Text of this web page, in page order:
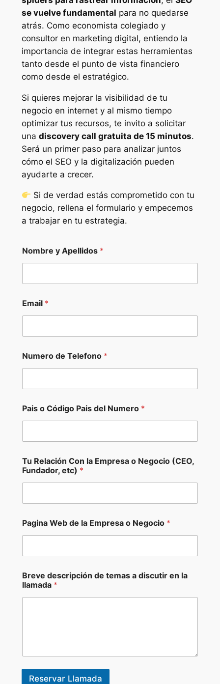
se vuelve fundamental para no quedarse
atrás. Como economista colegiado y
consultor en marketing digital, entiendo la
importancia de integrar estas herramientas
tanto desde el punto de vista financiero
como desde el estratégico.
Si quieres mejorar la visibilidad de tu
negocio en internet y al mismo tiempo
optimizar tus recursos, te invito a solicitar
una discovery call gratuita de 15 minutos.
Será un primer paso para analizar juntos
cómo el SEO y la digitalización pueden
ayudarte a crecer.
Si de verdad estás comprometido con tu
negocio, rellena el formulario y empecemos
a trabajar en tu estrategia.
e
b
N
m
b
r
Nombre y Apellidos *
Email *
Numero de Telefono *
Pais o Código Pais del Numero *
Tu Relación Con la Empresa o Negocio (CEO,
Fundador, etc) *
Pagina Web de la Empresa o Negocio *
Breve descripción de temas a discutir en la
llamada *
Reservar Llamada